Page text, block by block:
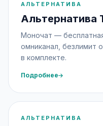
АЛЬТЕРНАТИВА
Альтернатива
Моночат —
омниканал, безлимит
в комплекте.
Подробнее
АЛЬТЕРНАТИВА